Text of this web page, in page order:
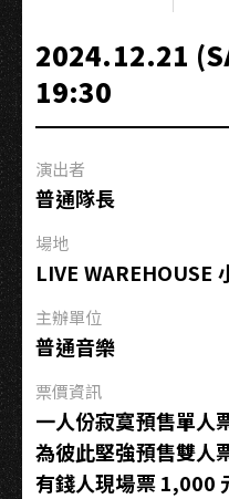
月
｜
高
流
公
2024.12.21
19:30
演出者
普通隊長
場地
LIVE WAREHOUSE
主辦單位
普通音樂
票價資訊
一人份寂寞預售單人
為彼此堅強預售雙人
有錢人現場票 1,000